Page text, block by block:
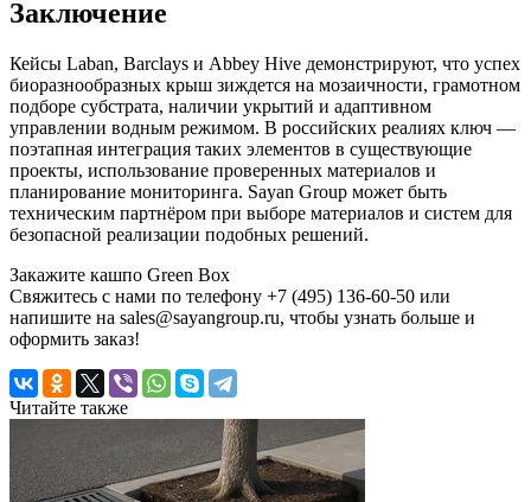
Заключение
Кейсы Laban, Barclays и Abbey Hive демонстрируют, что успех
биоразнообразных крыш зиждется на мозаичности, грамотном
подборе субстрата, наличии укрытий и адаптивном
управлении водным режимом. В российских реалиях ключ —
поэтапная интеграция таких элементов в существующие
проекты, использование проверенных материалов и
планирование мониторинга. Sayan Group может быть
техническим партнёром при выборе материалов и систем для
безопасной реализации подобных решений.
Закажите кашпо Green Box
Свяжитесь с нами по телефону +7 (495) 136-60-50 или
напишите на sales@sayangroup.ru, чтобы узнать больше и
оформить заказ!
Читайте также